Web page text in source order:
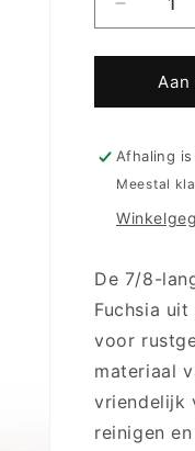
Aantal
verlagen
voor
pyjama
-
Flowers
French
Fuchsia
Afhaling
Meestal
De 7/8-
Fuchsia
voor
materiaal
vriendelijk
reinigen